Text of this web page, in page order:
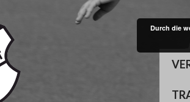
Durch die